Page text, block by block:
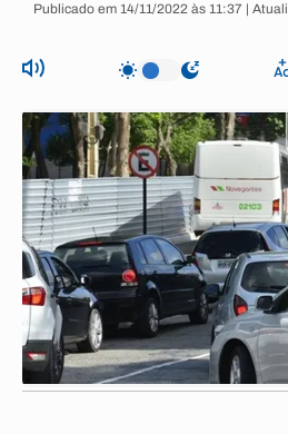
Publicado em 14/11/2022 às 11:37 |